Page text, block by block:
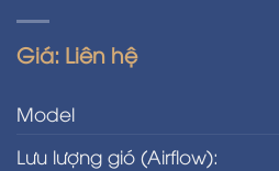
Giá: Liên hệ
Model
Lưu lượng gió (Airflow):